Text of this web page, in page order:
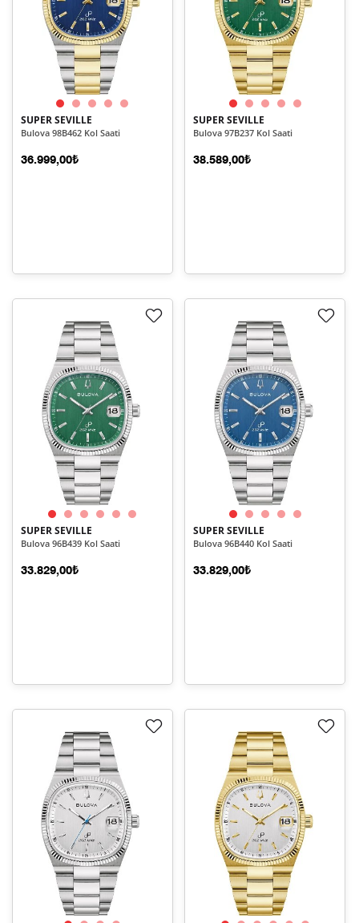
SUPER SEVILLE
Bulova 98B462 Kol Saati
36.999,00₺
SUPER SEVILLE
Bulova 97B237 Kol Saati
38.589,00₺
SUPER SEVILLE
Bulova 96B439 Kol Saati
33.829,00₺
SUPER SEVILLE
Bulova 96B440 Kol Saati
33.829,00₺